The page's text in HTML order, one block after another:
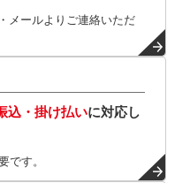
メールよりご連絡いただ
込・掛け払いに対応し
です。